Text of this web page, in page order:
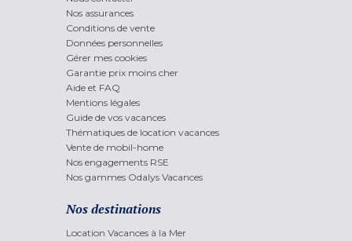
Nos assurances
Conditions de vente
Données personnelles
Gérer mes cookies
Garantie prix moins cher
Aide et FAQ
Mentions légales
Guide de vos vacances
Thématiques de location vacances
Vente de mobil-home
Nos engagements RSE
Nos gammes Odalys Vacances
Nos destinations
Location Vacances à la Mer